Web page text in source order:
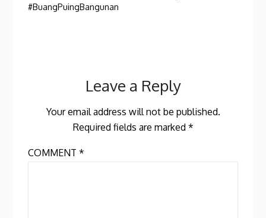
#BuangPuingBangunan
Leave a Reply
Your email address will not be published.
Required fields are marked *
COMMENT*